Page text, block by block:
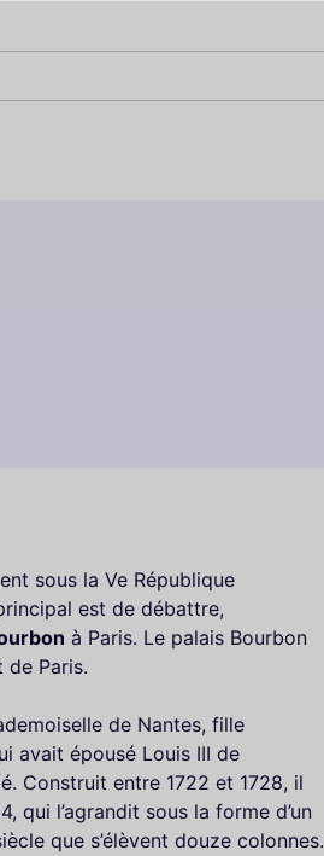
sous la Ve République
est de débattre,
à Paris. Le palais Bourbon
de Paris.
de Nantes, fille
avait épousé Louis III de
Construit entre 1722 et 1728, il
qui l’agrandit sous la forme d’un
que s’élèvent douze colonnes.